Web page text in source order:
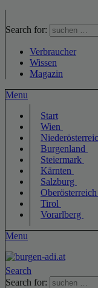
Search for:
Verbraucher
Wissen
Magazin
Menu
Start
Wien
Burgenland
Steiermark
Kärnten
Salzburg
Oberösterreich
Tirol
Vorarlberg
Menu
Search
Search for: